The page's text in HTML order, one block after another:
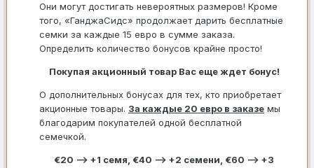
Они могут достигать невероятных размеров! Кроме
того, «ГанджаСидс» продолжает дарить бесплатные
семки за каждые 15 евро в сумме заказа.
Определить количество бонусов крайне просто!
Покупая акционный товар Вас еще ждет бонус!
О дополнительных бонусах для тех, кто приобретает
акционные товары. За каждые 20 евро в заказе мы
благодарим покупателей одной бесплатной
семечкой.
€20 –> +1 семя, €40 –> +2 семени, €60 –> +3